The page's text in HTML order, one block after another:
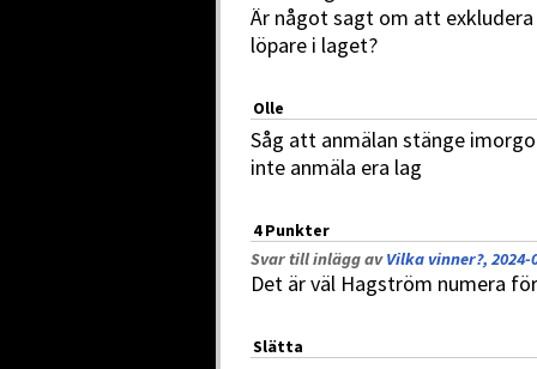
Är något sagt om att
löpare i laget?
Olle
Såg att anmälan stänge
inte anmäla era lag
4 Punkter
Svar till inlägg avVilka vinner?, 2024-
Det är väl Hagström numera
Slätta